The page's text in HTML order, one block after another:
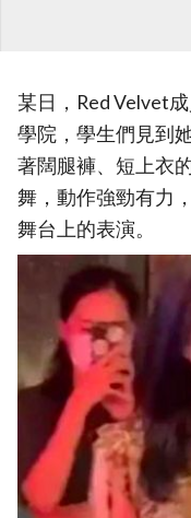
某日，Red Velvet
學院，學生們見到
著闊腿褲、短上衣
舞，動作強勁有力
舞台上的表演。